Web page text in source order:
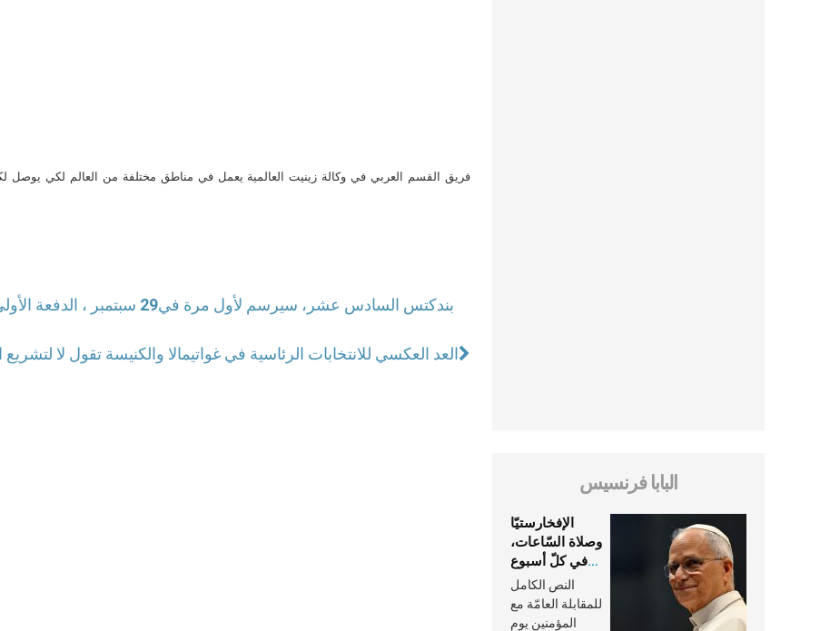
فريق القسم العربي في وكالة زينيت العالمية يعمل في مناطق مختلفة من العالم لكي
بندكتس السادس عشر، سيرسم لأول
العد العكسي للانتخابات الرئاسية في غواتيمالا والكنيسة تقول لا
البابا فرنسيس
الإفخارستيّا
وصلاة السّاعات،
في كلّ أسبوع
وكلّ يوم، هما
النَّفَس في حياة
الكنيسة
النص الكامل
للمقابلة العامّة مع
المؤمنين يوم